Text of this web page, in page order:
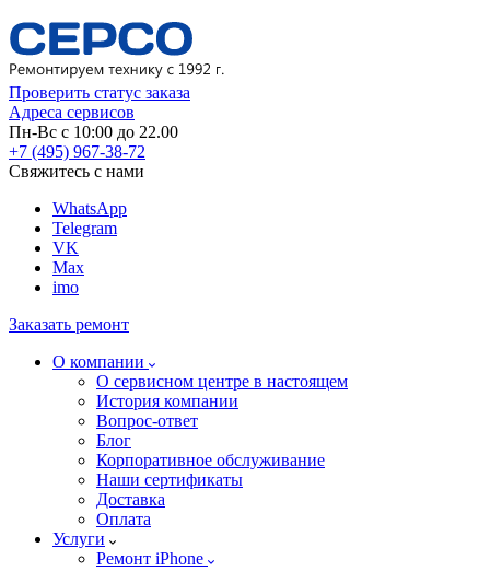
Проверить статус заказа
Адреса сервисов
Пн-Вс с 10:00 до 22.00
+7 (495) 967-38-72
Свяжитесь с нами
WhatsApp
Telegram
VK
Max
imo
Заказать ремонт
О компании
О сервисном центре в настоящем
История компании
Вопрос-ответ
Блог
Корпоративное обслуживание
Наши сертификаты
Доставка
Оплата
Услуги
Ремонт iPhone